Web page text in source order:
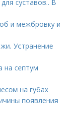
суставов.. В
и межбровку и
Устранение
на септум
на губах
появления